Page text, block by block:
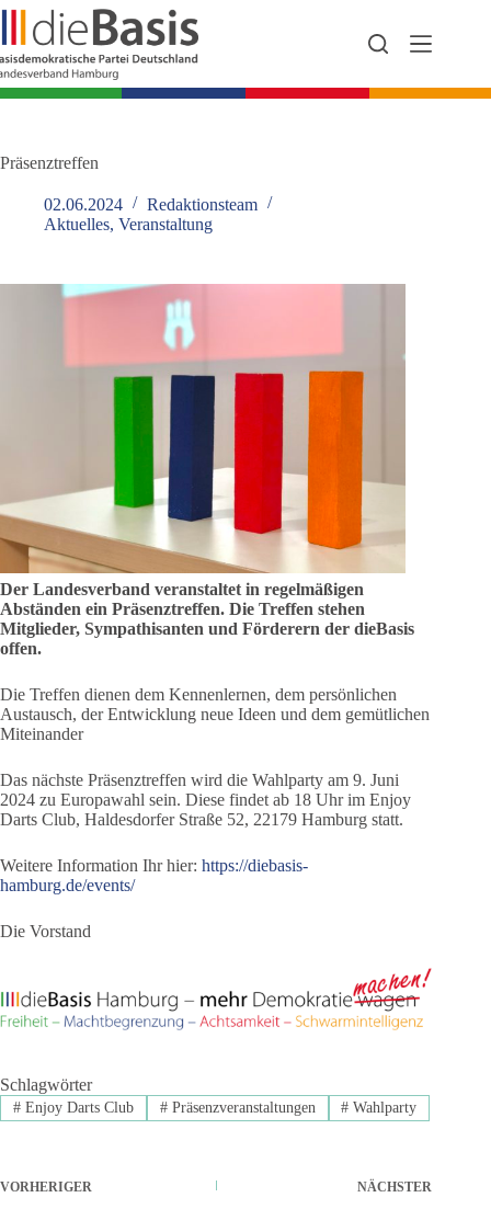
Zum
Inhalt
springen
Präsenztreffen
02.06.2024
Redaktionsteam
Aktuelles, Veranstaltung
Der Landesverband veranstaltet in regelmäßigen
Abständen ein Präsenztreffen. Die Treffen stehen
Mitglieder, Sympathisanten und Förderern der dieBasis
offen.
Die Treffen dienen dem Kennenlernen, dem persönlichen
Austausch, der Entwicklung neue Ideen und dem gemütlichen
Miteinander
Das nächste Präsenztreffen wird die Wahlparty am 9. Juni
2024 zu Europawahl sein. Diese findet ab 18 Uhr im Enjoy
Darts Club, Haldesdorfer Straße 52, 22179 Hamburg statt.
Weitere Information Ihr hier: https://diebasis-
hamburg.de/events/
Die Vorstand
Schlagwörter
#Enjoy Darts Club #Präsenzveranstaltungen # Wahlparty
VORHERIGER NÄCHSTER